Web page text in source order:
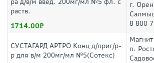
ра д/в/м введ. 200мг/мл №5 фл. с
раств.
1714.00
г.
8 800
СУСТАГАРД АРТРО Конц д/приг/р-
р для в/м 200мг/мл №5(Сотекс)
Магнит
п.